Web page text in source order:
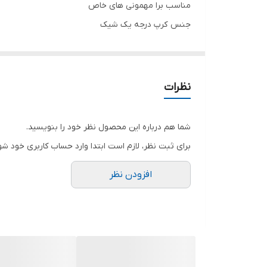
مناسب برا مهمونی های خاص
جنس کرپ درجه یک شیک
.
.
توجه توجه دوستای عزیز لطفا موقع انتخاب دقت
نظرات
شما هم درباره این محصول نظر خود را بنویسید.
برای ثبت نظر، لازم است ابتدا وارد حساب کاربری خود
افزودن نظر